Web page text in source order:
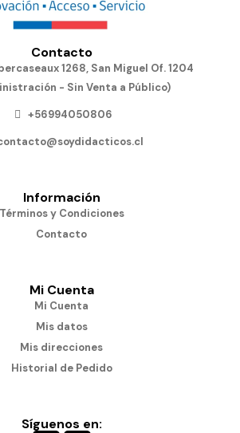
Contacto
1268, San Miguel Of. 1204
- Sin Venta a Público)
+56994050806
Información
Términos y Condiciones
Contacto
Mi Cuenta
Mi Cuenta
Mis datos
Mis direcciones
Historial de Pedido
Síguenos en: